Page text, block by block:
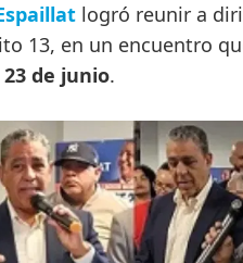
logró reunir a
13, en un encuentro
de junio.